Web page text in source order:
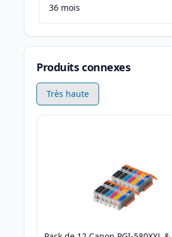
36 mois
Produits connexes
Très haute